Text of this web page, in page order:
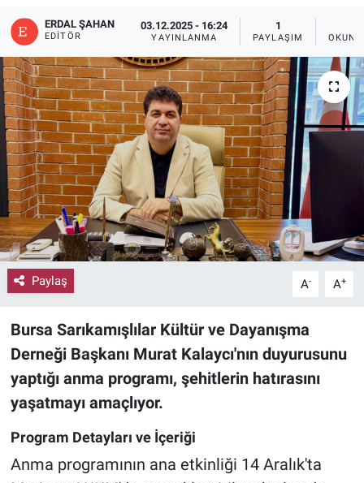
ERDAL ŞAHAN
EDITÖR
03.12.2025 - 16:24
YAYINLANMA
1
PAYLAŞIM
Paylaş A- A+
Bursa Sarıkamışlılar Kültür ve Dayanışma
Derneği Başkanı Murat Kalaycı'nın duyurusunu
yaptığı anma programı, şehitlerin hatırasını
yaşatmayı amaçlıyor.
Program Detayları ve İçeriği
Anma programının ana etkinliği 14 Aralık'ta